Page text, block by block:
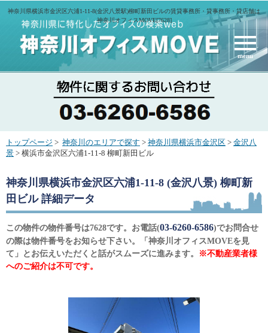
神奈川県横浜市金沢区六浦1-11-8(金沢八景駅)柳町新田ビルの賃貸事務所・貸事務所・貸店舗は
神奈川オフィスMOVE[7628]
menu
トップページ > 神奈川のエリアで探す > 神奈川県横浜市金沢区 > 金沢八
景 > 横浜市金沢区六浦1-11-8 柳町新田ビル
神奈川県横浜市金沢区六浦1-11-8 (金沢八景) 柳町新
田ビル詳細データ
この物件の物件番号は7628です。お電話(03-6260-6586)でお問合せ
の際は物件番号をお知らせ下さい。「神奈川オフィスMOVEを見
て」とお伝えいただくと話がスムーズに進みます。
※不動産業者様
へのご紹介は不可です。